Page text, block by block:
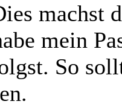
machst
mein
So